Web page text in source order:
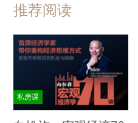
推荐阅读
私房课